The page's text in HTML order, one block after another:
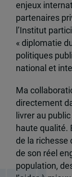
enjeux
partenaires
l’Institut
« diplomatie
politiques
national et
Ma
directement
livrer au
haute qualité.
de la richesse
de son réel
population,